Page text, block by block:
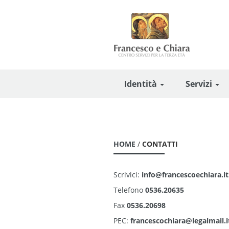
Identità Servizi
HOME / CONTATTI
Scrivici: info@francescoechiara.it
Telefono 0536.20635
Fax 0536.20698
PEC: